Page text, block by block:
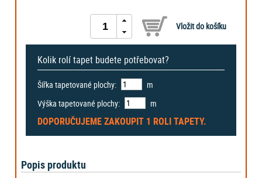
Kolik rolí tapet budete potřebovat?
Šířka tapetované plochy:
m
Výška tapetované plochy:
m
DOPORUČUJEME ZAKOUPIT 1 ROLITAPETY.
Popis produktu